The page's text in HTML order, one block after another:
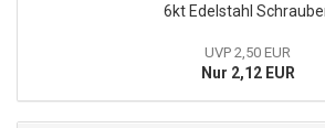
6kt Edelstahl
UVP 2,50 EUR
Nur 2,12 EUR